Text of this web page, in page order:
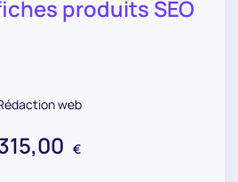
produits SEO
web
€